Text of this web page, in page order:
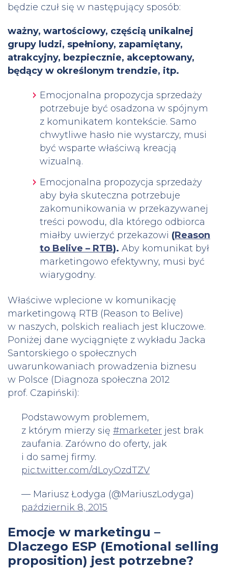
będzie czuł się w następujący sposób:
ważny, wartościowy, częścią unikalnej
grupy ludzi, spełniony, zapamiętany,
atrakcyjny, bezpiecznie, akceptowany,
będący w określonym trendzie, itp.
Emocjonalna propozycja sprzedaży
potrzebuje być osadzona w spójnym
z komunikatem kontekście. Samo
chwytliwe hasło nie wystarczy, musi
być wsparte właściwą kreacją
wizualną.
Emocjonalna propozycja sprzedaży
aby była skuteczna potrzebuje
zakomunikowania w przekazywanej
treści powodu, dla którego odbiorca
miałby uwierzyć przekazowi (Reason
to Belive – RTB). Aby komunikat był
marketingowo efektywny, musi być
wiarygodny.
Właściwe wplecione w komunikację
marketingową RTB (Reason to Belive)
w naszych, polskich realiach jest kluczowe.
Poniżej dane wyciągnięte z wykładu Jacka
Santorskiego o społecznych
uwarunkowaniach prowadzenia biznesu
w Polsce (Diagnoza społeczna 2012
prof. Czapiński):
Podstawowym problemem,
z którym mierzy się #marketer jest brak
zaufania. Zarówno do oferty, jak
i do samej firmy.
pic.twitter.com/dLoyOzdTZV
— Mariusz Łodyga (@MariuszLodyga)
październik 8, 2015
Emocje w marketingu –
Dlaczego ESP (Emotional selling
proposition) jest potrzebne?